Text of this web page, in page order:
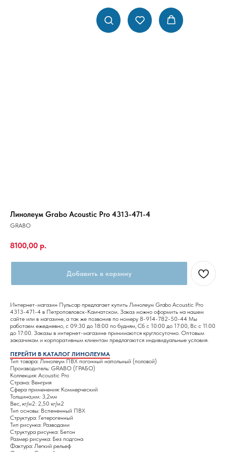
Линолеум Grabo Acoustic Pro 4313-471-4
GRABO
8100,00 р.
Добавить в корзину
Интернет-магазин Пульсар предлагает купить Линолеум Grabo Acoustic Pro
4313-471-4 в Петроповловск-Камчатском. Заказ можно оформить на нашем
сайте или в магазине, а так же позвонив по номеру 8-914-782-50-44 Мы
работаем ежедневно, с 09:30 до 18:00 по будням, Сб с 10:00 до 17:00, Вс с 11:00
до 17:00. Заказы в интернет-магазине принимаются круглосуточно. Оптовым
заказчикам и корпоративным клиентам предлагаются индивидуальные условия.
ПЕРЕЙТИ В КАТАЛОГ ЛИНОЛЕУМА
Тип товара: Линолеум ПВХ погонный напольный (половой)
Производитель: GRABO (ГРАБО)
Коллекция: Acoustic Pro
Страна: Венгрия
Сфера применения: Коммерческий
Толщина,мм: 3,2мм
Вес, кг/м2: 2,50 кг/м2
Тип основы: Вспененный ПВХ
Структура: Гетерогенный
Тип рисунка: Разводами
Структура рисунка: Бетон
Размер рисунка: Без подгона
Фактура: Легкий рельеф